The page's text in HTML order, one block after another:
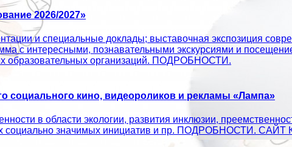
2026/2027»
и специальные доклады; выставочная экспозиция
с интересными, познавательными экскурсиями и
образовательных организаций. ПОДРОБНОСТИ.
социального кино, видеороликов и рекламы «Лампа»
в области экологии, развития инклюзии,
социально значимых инициатив и пр. ПОДРОБНОСТИ.